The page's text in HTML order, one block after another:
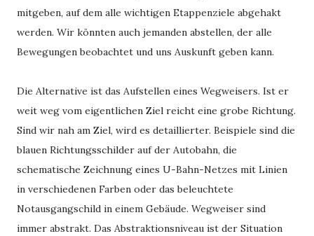
mitgeben, auf dem alle wichtigen Etappenziele abgehakt
werden. Wir könnten auch jemanden abstellen, der alle
Bewegungen beobachtet und uns Auskunft geben kann.
Die Alternative ist das Aufstellen eines Wegweisers. Ist er
weit weg vom eigentlichen Ziel reicht eine grobe Richtung.
Sind wir nah am Ziel, wird es detaillierter. Beispiele sind die
blauen Richtungsschilder auf der Autobahn, die
schematische Zeichnung eines U-Bahn-Netzes mit Linien
in verschiedenen Farben oder das beleuchtete
Notausgangschild in einem Gebäude. Wegweiser sind
immer abstrakt. Das Abstraktionsniveau ist der Situation